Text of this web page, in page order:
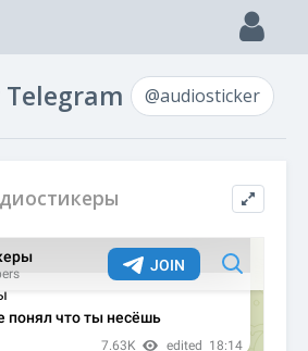
@audiosticker